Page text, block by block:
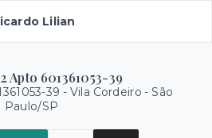
Lilian
Apto 601361053-39
39 - Vila Cordeiro - São
Paulo/SP